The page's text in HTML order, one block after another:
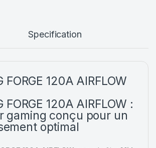
Specification
FORGE 120A AIRFLOW
FORGE 120A AIRFLOW :
gaming conçu pour un
optimal